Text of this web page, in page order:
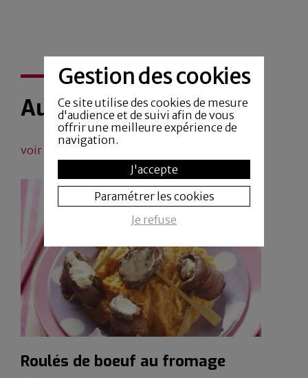
Autres recettes
voir toutes les recettes
Roulés de boeuf au fromage
Gestion des cookies
Ce site utilise des cookies de mesure
d'audience et de suivi afin de vous
offrir une meilleure expérience de
navigation.
J'accepte
Paramétrer les cookies
Je refuse